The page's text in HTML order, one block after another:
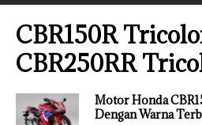
CBR150R
CBR250RR
Motor Honda
Dengan Warna